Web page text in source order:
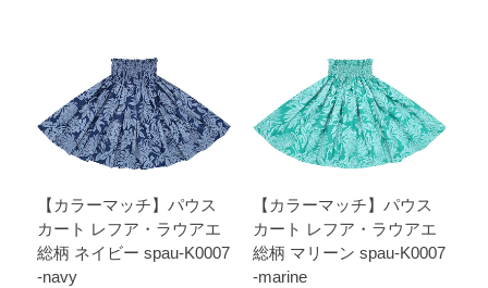
【カラーマッチ】パウス
カート レフア・ラウアエ
総柄 ネイビー spau-K0007
-navy
【カラーマッチ】パウス
カート レフア・ラウアエ
総柄 マリーン spau-K0007
-marine